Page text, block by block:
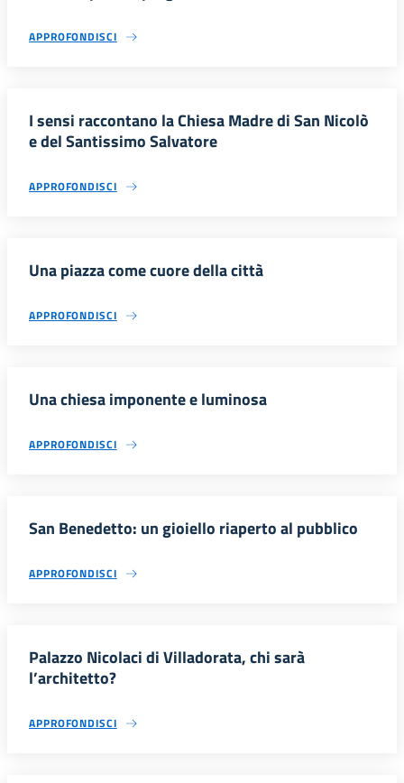
APPROFONDISCI
I sensi raccontano la Chiesa Madre di San Nicolò
e del Santissimo Salvatore
APPROFONDISCI
Una piazza come cuore della città
APPROFONDISCI
Una chiesa imponente e luminosa
APPROFONDISCI
San Benedetto: un gioiello riaperto al pubblico
APPROFONDISCI
Palazzo Nicolaci di Villadorata, chi sarà
l’architetto?
APPROFONDISCI